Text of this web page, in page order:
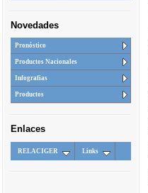
Novedades
Pronóstico
Productos Nacionales
Infografias
Productos
Enlaces
RELACIGER Links